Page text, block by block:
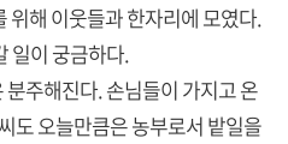
위해 이웃들과 한자리에 모였다.
일이 궁금하다.
주해진다. 손님들이 가지고 온
도 오늘만큼은 농부로서 밭일을